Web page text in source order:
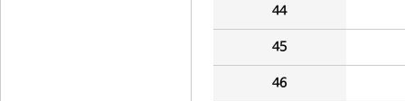
44
45
46